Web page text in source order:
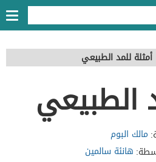
أمثلة للمد الطبيعي
الطبيعي
مالك البوم
هانئة سالمين